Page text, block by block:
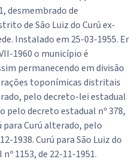
desmembrado de
de São Luiz do Curú ex-
Instalado em 25-03-1955.
1960 o município é
permanecendo em divisão
toponímicas distritais
pelo decreto-lei estadual
pelo decreto estadual nº 378,
para Curú alterado, pelo
1938. Curú para São Luiz do
1153, de 22-11-1951.